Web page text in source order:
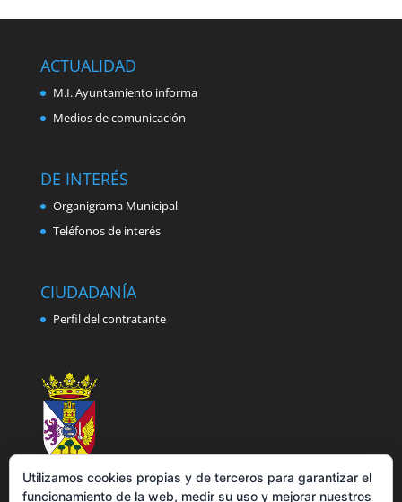
ACTUALIDAD
M.I. Ayuntamiento informa
Medios de comunicación
DE INTERÉS
Organigrama Municipal
Teléfonos de interés
CIUDADANÍA
Perfil del contratante
Utilizamos cookies propias y de terceros para garantizar el
funcionamiento de la web, medir su uso y mejorar nuestros